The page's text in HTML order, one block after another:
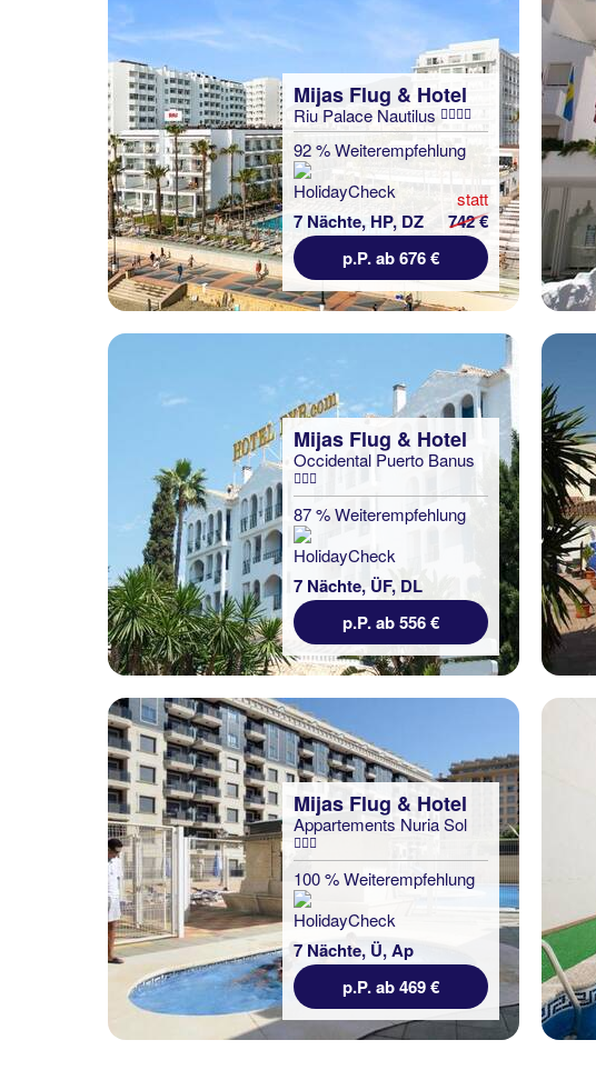
Mijas Flug & Hotel
Riu Palace Nautilus
92 % Weiterempfehlung
7 Nächte, HP, DZ
statt
742 €
p.P. ab 676 €
Mijas Flug & Hotel
Occidental Puerto Banus
87 % Weiterempfehlung
7 Nächte, ÜF, DL
p.P. ab 556 €
Mijas Flug & Hotel
Appartements Nuria Sol
100 % Weiterempfehlung
7 Nächte, Ü, Ap
p.P. ab 469 €